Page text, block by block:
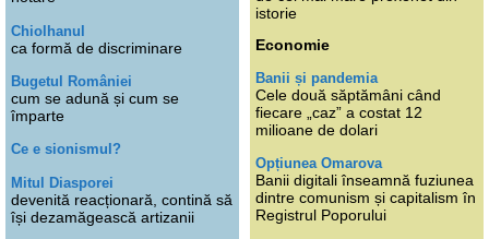
Chiolhanul
ca formă de discriminare
Bugetul României
cum se adună și cum se
împarte
Ce e sionismul?
Mitul Diasporei
devenită reacționară, contină să
își dezamăgească artizanii
istorie
Economie
Banii și pandemia
Cele două săptămâni când
fiecare „caz” a costat 12
milioane de dolari
Opțiunea Omarova
Banii digitali înseamnă fuziunea
dintre comunism și capitalism în
Registrul Poporului